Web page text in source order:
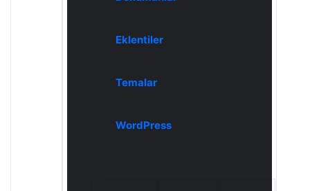
Eklentiler
Temalar
WordPress